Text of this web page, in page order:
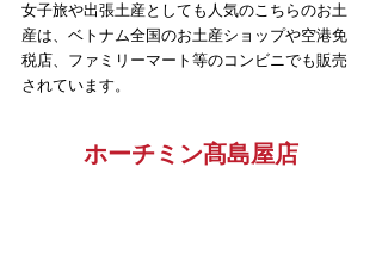
女子旅や出張土産としても人気のこちらのお土
産は、ベトナム全国のお土産ショップや空港免
税店、ファミリーマート等のコンビニでも販売
されています。
ホーチミン髙島屋店